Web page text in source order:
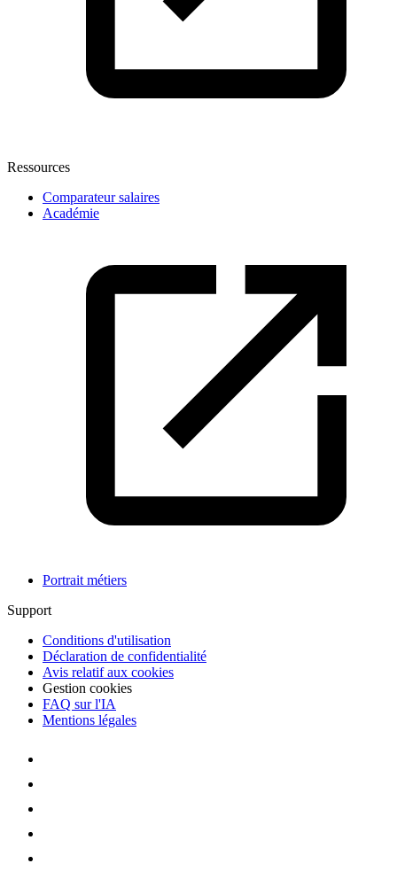
Ressources
Comparateur salaires
Académie
Portrait métiers
Support
Conditions d'utilisation
Déclaration de confidentialité
Avis relatif aux cookies
Gestion cookies
FAQ sur l'IA
Mentions légales